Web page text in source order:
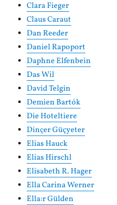
Clara Fieger
Claus Caraut
Dan Reeder
Daniel Rapoport
Daphne Elfenbein
Das Wil
David Telgin
Demien Bartók
Die Hoteltiere
Dinçer Güçyeter
Elias Hauck
Elias Hirschl
Elisabeth R. Hager
Ella Carina Werner
Ella:r Gülden